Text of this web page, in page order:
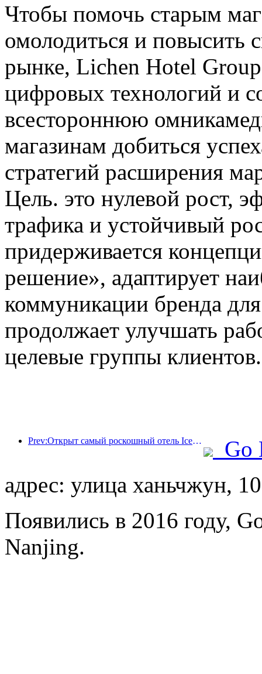
Чтобы помочь старым
омолодиться и повысить
рынке, Lichen Hotel
цифровых технологий и
всестороннюю
магазинам добиться
стратегий расширения
Цель. это нулевой рост,
трафика и устойчивый
придерживается
решение», адаптирует
коммуникации бренда
продолжает улучшать
целевые группы клиентов.
Prev:Открыт самый роскошный отель Ice and Snow World в Шанхае
Go
адрес: улица ханьчжун,
Появились в 2016 году,
Nanjing.